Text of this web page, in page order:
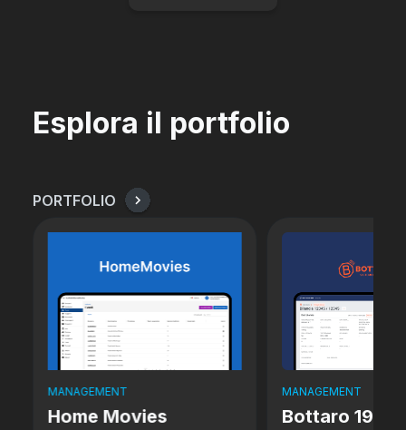
Esplora il portfolio
PORTFOLIO
MANAGEMENT
Home Movies
MANAGEMENT
Bottaro 1924